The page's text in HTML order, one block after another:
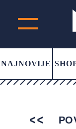
NAJNOVIJE